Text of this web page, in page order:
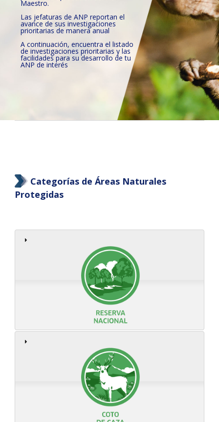
Maestro.
Las jefaturas de ANP reportan el
avance de sus investigaciones
prioritarias de manera anual
A continuación, encuentra el listado
de investigaciones prioritarias y las
facilidades para su desarrollo de tu
ANP de interés
Categorías de Áreas Naturales
Protegidas